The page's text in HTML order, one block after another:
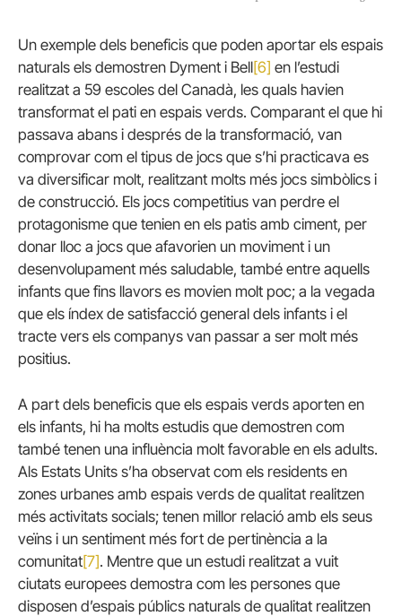
Un exemple dels beneficis que poden aportar els espais
naturals els demostren Dyment i Bell[6] en l’estudi
realitzat a 59 escoles del Canadà, les quals havien
transformat el pati en espais verds. Comparant el que hi
passava abans i després de la transformació, van
comprovar com el tipus de jocs que s’hi practicava es
va diversificar molt, realitzant molts més jocs simbòlics i
de construcció. Els jocs competitius van perdre el
protagonisme que tenien en els patis amb ciment, per
donar lloc a jocs que afavorien un moviment i un
desenvolupament més saludable, també entre aquells
infants que fins llavors es movien molt poc; a la vegada
que els índex de satisfacció general dels infants i el
tracte vers els companys van passar a ser molt més
positius.
A part dels beneficis que els espais verds aporten en
els infants, hi ha molts estudis que demostren com
també tenen una influència molt favorable en els adults.
Als Estats Units s’ha observat com els residents en
zones urbanes amb espais verds de qualitat realitzen
més activitats socials; tenen millor relació amb els seus
veïns i un sentiment més fort de pertinència a la
comunitat[7]. Mentre que un estudi realitzat a vuit
ciutats europees demostra com les persones que
disposen d’espais públics naturals de qualitat realitzen